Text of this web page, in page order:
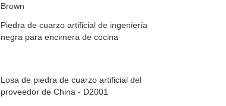
Brown
Piedra de cuarzo artificial de ingeniería
negra para encimera de cocina
Losa de piedra de cuarzo artificial del
proveedor de China - D2001